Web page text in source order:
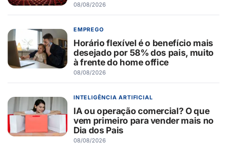
08/08/2026
EMPREGO
Horário flexível é o benefício mais
desejado por 58% dos pais, muito
à frente do home office
08/08/2026
INTELIGÊNCIA ARTIFICIAL
IA ou operação comercial? O que
vem primeiro para vender mais no
Dia dos Pais
08/08/2026